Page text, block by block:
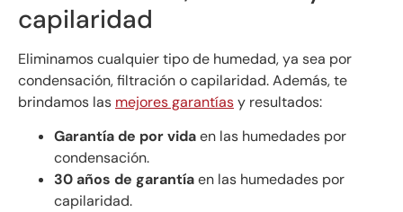
capilaridad
Eliminamos cualquier tipo de humedad, ya sea por
condensación, filtración o capilaridad. Además, te
brindamos las mejores garantíasy resultados:
Garantía de por vidaen las humedades por
condensación.
30 años de garantíaen las humedades por
capilaridad.